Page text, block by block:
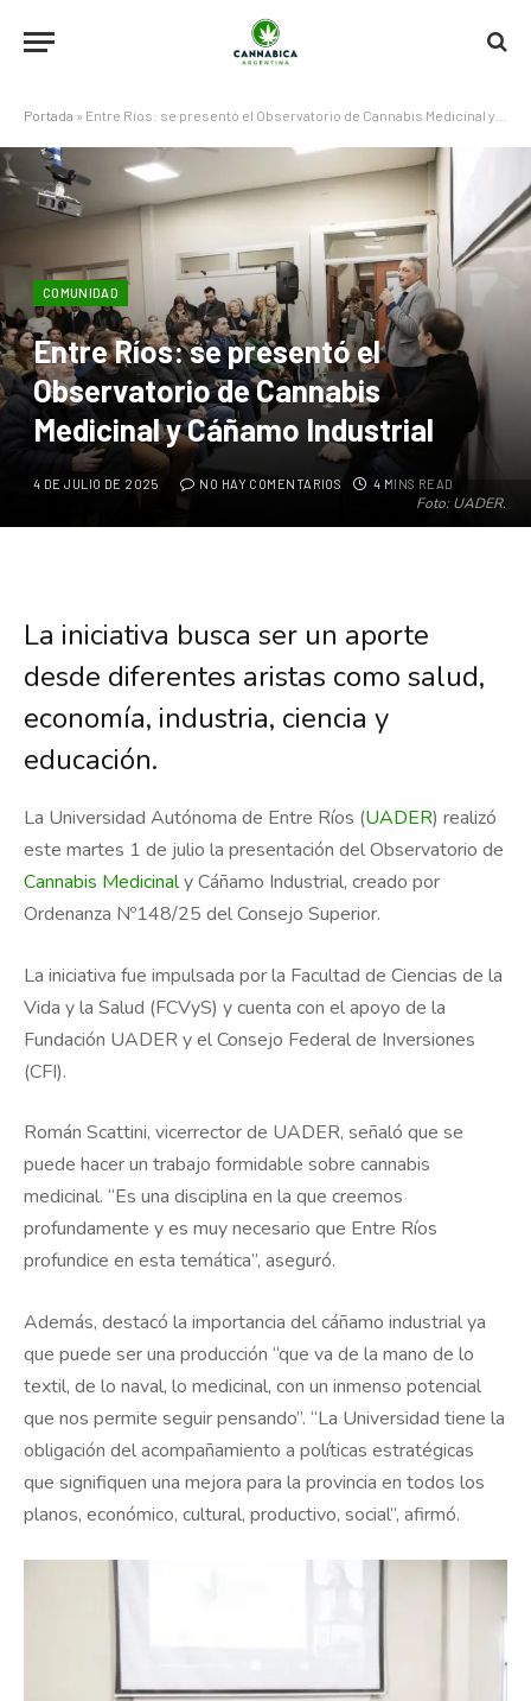
Portada » Entre Ríos: se presentó el Observatorio de Cannabis Medicinal y Cáñamo Industrial
Foto: UADER.
COMUNIDAD
Entre Ríos: se presentó el
Observatorio de Cannabis
Medicinal y Cáñamo Industrial
4 DE JULIO DE 2025 NO HAY COMENTARIOS 4 MINS READ
La iniciativa busca ser un aporte
desde diferentes aristas como salud,
economía, industria, ciencia y
educación.
La Universidad Autónoma de Entre Ríos (UADER) realizó
este martes 1 de julio la presentación del Observatorio de
Cannabis Medicinaly Cáñamo Industrial, creado por
Ordenanza Nº148/25 del Consejo Superior.
La iniciativa fue impulsada por la Facultad de Ciencias de la
Vida y la Salud (FCVyS) y cuenta con el apoyo de la
Fundación UADER y el Consejo Federal de Inversiones
(CFI).
Román Scattini, vicerrector de UADER, señaló que se
puede hacer un trabajo formidable sobre cannabis
medicinal. “Es una disciplina en la que creemos
profundamente y es muy necesario que Entre Ríos
profundice en esta temática”, aseguró.
Además, destacó la importancia del cáñamo industrial ya
que puede ser una producción “que va de la mano de lo
textil, de lo naval, lo medicinal, con un inmenso potencial
que nos permite seguir pensando”. “La Universidad tiene la
obligación del acompañamiento a políticas estratégicas
que signifiquen una mejora para la provincia en todos los
planos, económico, cultural, productivo, social”, afirmó.